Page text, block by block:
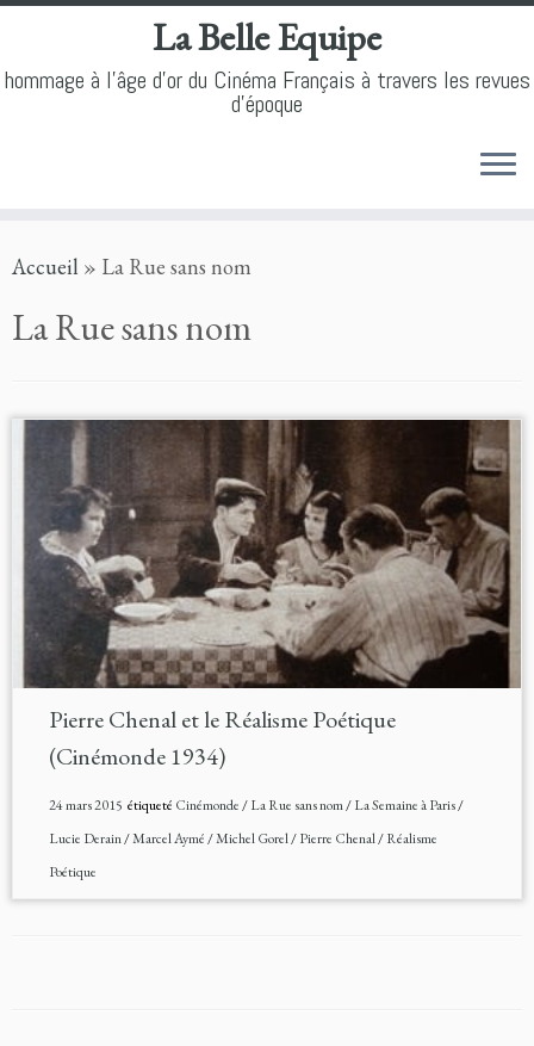
to
La Belle Equipe
hommage à l'âge d'or du Cinéma Français à travers les revues
d'époque
Accueil » La Rue sans nom
La Rue sans nom
Pierre Chenal et le Réalisme Poétique
(Cinémonde 1934)
24 mars 2015 étiqueté Cinémonde/La Rue sans nom/La Semaine à Paris/
Lucie Derain/Marcel Aymé/Michel Gorel/Pierre Chenal/Réalisme
Poétique